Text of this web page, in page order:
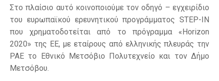
Στο πλαίσιο αυτό κοινοποιούμε τον οδηγό – εγχειρίδιο
του ευρωπαϊκού ερευνητικού προγράμματος STEP-IN
που χρηματοδοτείται από το πρόγραμμα «Horizon
2020» της ΕΕ, με εταίρους από ελληνικής πλευράς την
ΡΑΕ το Εθνικό Μετσόβιο Πολυτεχνείο και τον Δήμο
Μετσόβου.